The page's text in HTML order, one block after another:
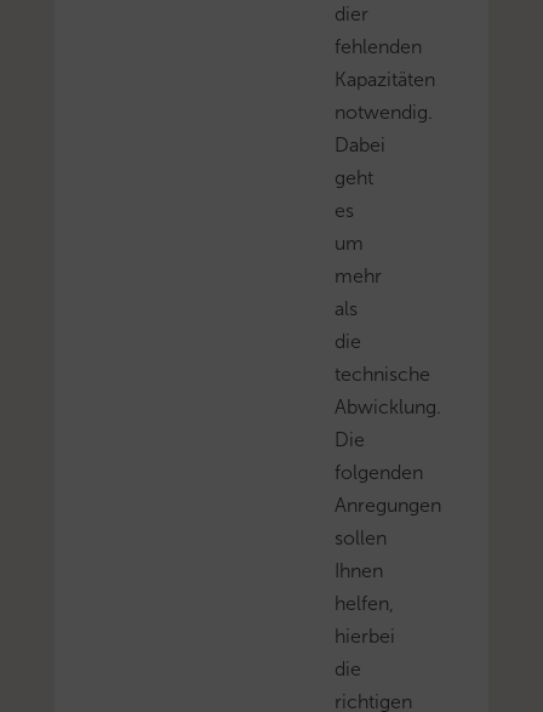
dier
fehlenden
Kapazitäten
notwendig.
Dabei
geht
es
um
mehr
als
die
technische
Abwicklung.
Die
folgenden
Anregungen
sollen
Ihnen
helfen,
hierbei
die
richtigen